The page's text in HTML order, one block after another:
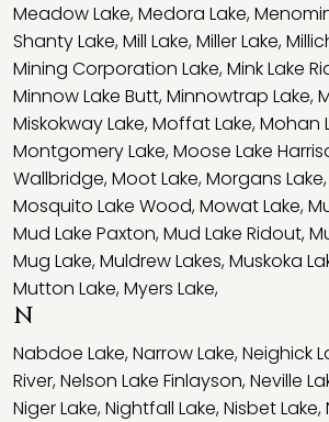
Meadow Lake,Medora Lake,
Shanty Lake,Mill Lake,Miller Lake,
Mining Corporation Lake,Mink Lake
Minnow Lake Butt,Minnowtrap Lake,
Miskokway Lake,Moffat Lake,Mohan
Montgomery Lake,Moose Lake
Wallbridge,Moot Lake,Morgans Lake,
Mosquito Lake Wood,Mowat Lake,
Mud Lake Paxton,Mud Lake Ridout,
Mug Lake,Muldrew Lakes,Muskoka
Mutton Lake,Myers Lake,
N
Nabdoe Lake,Narrow Lake,Neighick
River,Nelson Lake Finlayson,Neville
Niger Lake,Nightfall Lake,Nisbet Lake,